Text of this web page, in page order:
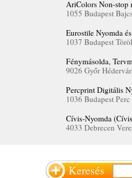
AriColors Non-stop
1055 Budapest
Eurostile Nyomda
1037 Budapest
Fénymásolda,
9026 Győr
Percprint Digitális
1036 Budapest
Cívis-Nyomda
4033 Debrecen
Keresés